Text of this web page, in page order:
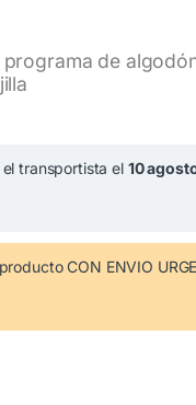
de
transportista el 10
CON ENVIO